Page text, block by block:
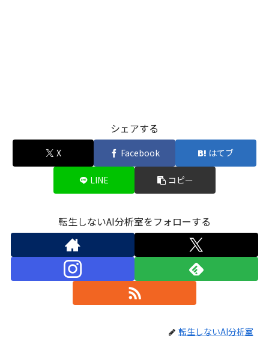
シェアする
X Facebook はてブ
LINE コピー
転生しないAI分析室をフォローする
転生しないAI分析室